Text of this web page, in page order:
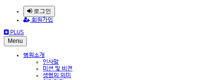
로그인
회원가입
PLUS
Menu
병원소개
인사말
미션 및 비젼
생협의 의미